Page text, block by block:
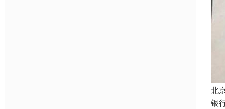
北
银